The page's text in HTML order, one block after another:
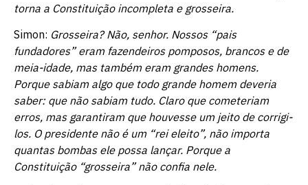
torna a Constituição incompleta e grosseira.
Simon: Grosseira? Não, senhor. Nossos “pais
fundadores” eram fazendeiros pomposos, brancos e de
meia-idade, mas também eram grandes homens.
Porque sabiam algo que todo grande homem deveria
saber: que não sabiam tudo. Claro que cometeriam
erros, mas garantiram que houvesse um jeito de corrigi-
los. O presidente não é um “rei eleito”, não importa
quantas bombas ele possa lançar. Porque a
Constituição “grosseira” não confia nele.